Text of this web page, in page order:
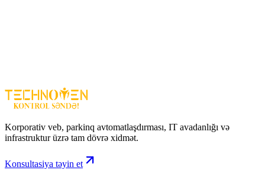
gücləndirmək üçün etibarlı, sürətli və uzunömürlü switch həllidir.\\
Korporativ veb, parkinq avtomatlaşdırması, IT avadanlığı və
infrastruktur üzrə tam dövrə xidmət.
Konsultasiya təyin et